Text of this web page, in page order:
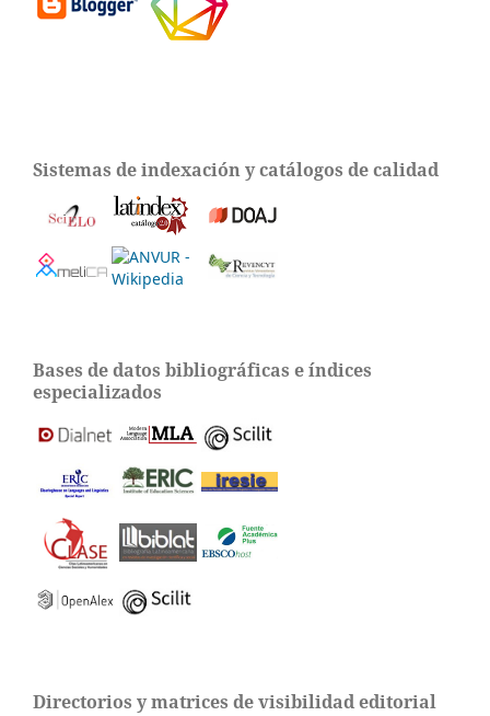
Sistemas de indexación y catálogos de calidad
Bases de datos bibliográficas e índices
especializados
Directorios y matrices de visibilidad editorial